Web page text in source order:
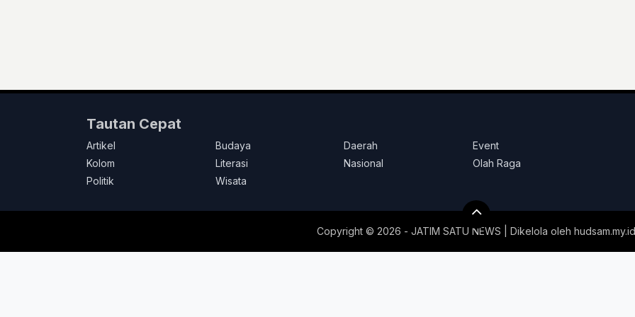
Tautan Cepat
Artikel Budaya Daerah
Event
Kolom
Literasi Nasional
Olah Raga
Politik
Wisata
Copyright © 2026 - JATIM SATU NEWS | Dikelola oleh hudsam.my.id